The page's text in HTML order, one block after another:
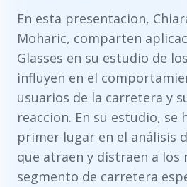
En esta presentacion,
Moharic, comparten
Glasses en su estudio de
influyen en el
usuarios de la carretera y
reaccion. En su estudio, se
primer lugar en el análisis
que atraen y distraen a los
segmento de carretera